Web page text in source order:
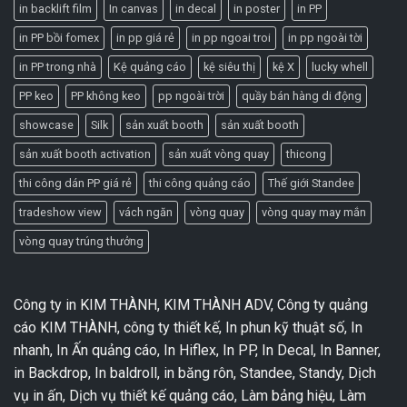
in backlift film In canvas in decal in poster in PP
in PP bồi fomex in pp giá rẻ in pp ngoai troi in pp ngoài tời
in PP trong nhà Kệ quảng cáo kệ siêu thị kệ X lucky whell
PP keo PP không keo pp ngoài trời quầy bán hàng di động
showcase Silk sản xuất booth sản xuất booth
sản xuất booth activation sản xuất vòng quay thicong
thi công dán PP giá rẻ thi công quảng cáo Thế giới Standee
tradeshow view vách ngăn vòng quay vòng quay may mắn
vòng quay trúng thưởng
Công ty in KIM THÀNH, KIM THÀNH ADV, Công ty quảng
cáo KIM THÀNH, công ty thiết kế, In phun kỹ thuật số, In
nhanh, In Ấn quảng cáo, In Hiflex, In PP, In Decal, In Banner,
in Backdrop, In baldroll, in băng rôn, Standee, Standy, Dịch
vụ in ấn, Dịch vụ thiết kế quảng cáo, Làm bảng hiệu, Làm